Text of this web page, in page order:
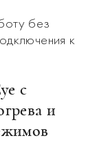
без
к
с
и